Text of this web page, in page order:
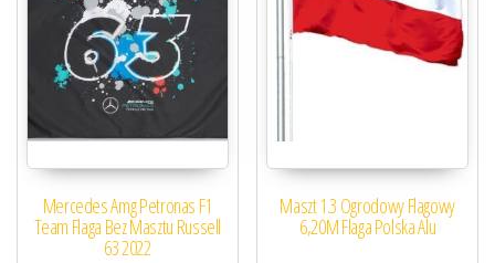
Mercedes Amg Petronas F1
Team Flaga Bez Masztu Russell
63 2022
Maszt 1.3 Ogrodowy Flagowy
6,20M Flaga Polska Alu